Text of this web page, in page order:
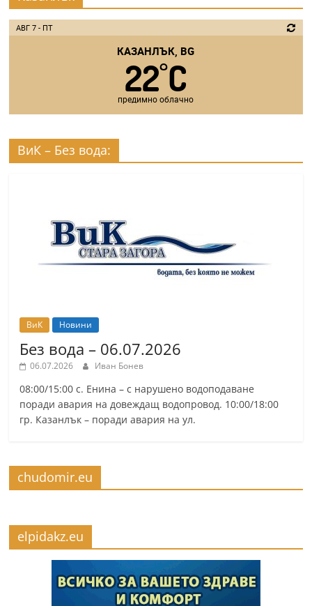
АВГ 7 - ПТ
КАЗАНЛЪК, BG
22°C
предимно облачно
ВиК – Без вода:
ВиК Новини
Без вода – 06.07.2026
06.07.2026 Иван Бонев
08:00/15:00 с. Енина – с нарушено водоподаване
поради авария на довеждащ водопровод. 10:00/18:00
гр. Казанлък – поради авария на ул.
chudomir.eu
elpidakz.eu